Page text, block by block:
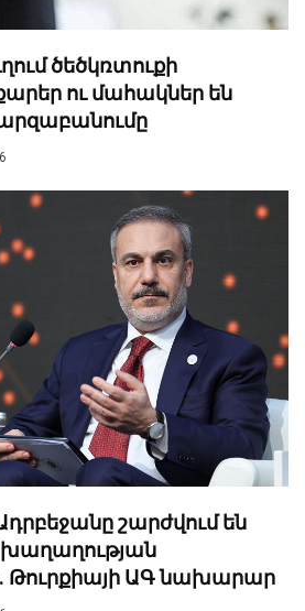
ծեծկռտուքի
ու մահակներ են
շարժվում են
Թուրքիայի ԱԳ նախարար